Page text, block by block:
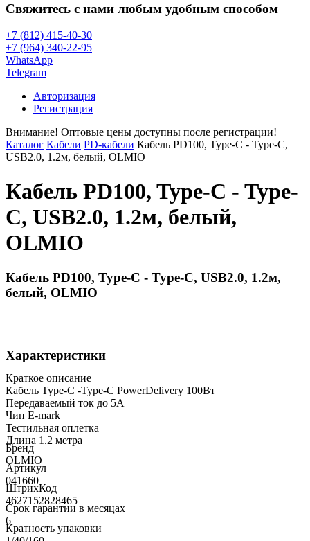
Свяжитесь с нами любым удобным способом
+7 (812) 415-40-30
+7 (964) 340-22-95
WhatsApp
Telegram
Авторизация
Регистрация
Внимание! Оптовые цены доступны после регистрации!
Каталог Кабели PD-кабели Кабель PD100, Type-C - Type-C,
USB2.0, 1.2м, белый, OLMIO
Кабель PD100, Type-C - Type-
C, USB2.0, 1.2м, белый,
OLMIO
Кабель PD100, Type-C - Type-C, USB2.0, 1.2м,
белый, OLMIO
Характеристики
Краткое описание
Кабель Type-C -Type-C PowerDelivery 100Вт
Передаваемый ток до 5A
Чип E-mark
Тестильная оплетка
Длина 1.2 метра
Бренд
OLMIO
Артикул
041660
ШтрихКод
4627152828465
Срок гарантии в месяцах
6
Кратность упаковки